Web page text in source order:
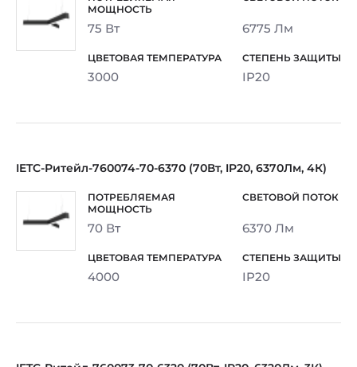
75 Вт 6775 Лм
3000 IP20
IETC-Ритейл-760074-70-6370 (70Вт, IP20, 6370Лм, 4К)
70 Вт 6370 Лм
4000 IP20